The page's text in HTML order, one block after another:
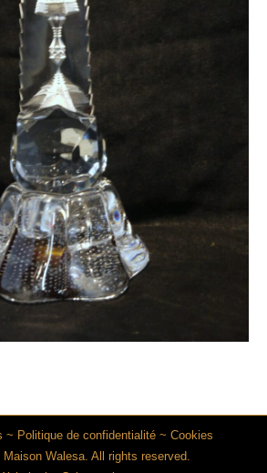
~ Politique de confidentialité~ Cookies
Walesa. All rights reserved.